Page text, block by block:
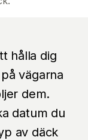
hålla dig
vägarna
dem.
datum du
av däck